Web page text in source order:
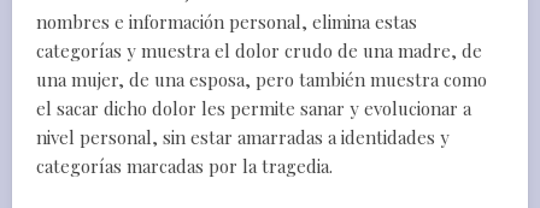
nombres e información personal, elimina estas
categorías y muestra el dolor crudo de una madre, de
una mujer, de una esposa, pero también muestra como
el sacar dicho dolor les permite sanar y evolucionar a
nivel personal, sin estar amarradas a identidades y
categorías marcadas por la tragedia.